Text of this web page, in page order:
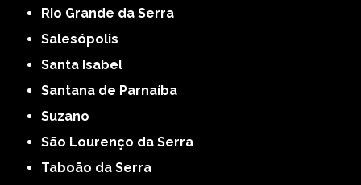
Rio Grande da Serra
Salesópolis
Santa Isabel
Santana de Parnaíba
Suzano
São Lourenço da Serra
Taboão da Serra